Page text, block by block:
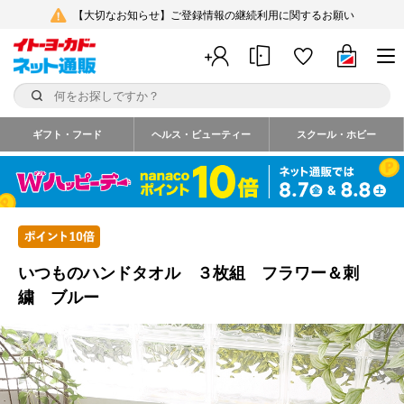
【大切なお知らせ】ご登録情報の継続利用に関するお願い
ギフト・フード ヘルス・ビューティー スクール・ホビー
いつものハンドタオル ３枚組 フラワー＆刺
繍 ブルー